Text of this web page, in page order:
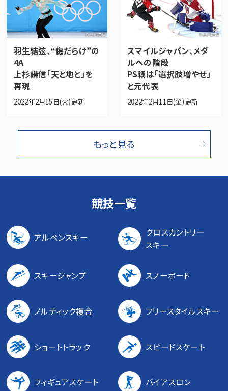
羽生結弦、“傷だらけ”の
4A
上杉謙信「天と地と」を
再現
2022年2月15日(火)更新
スマイルジャパン、メダ
ルへの階段
PS戦は「選択肢増やせ」
と元代表
2022年2月11日(金)更新
もっと見る
競技一覧
アルペンスキー
クロスカントリー
スキー
スキージャンプ スノーボード
ノルディック複合 フリースタイルスキー
ショートトラック スピードスケート
フィギュアスケート バイアスロン